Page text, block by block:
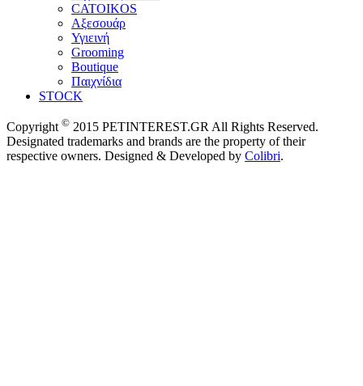
CATOIKOS
Αξεσουάρ
Υγιεινή
Grooming
Boutique
Παιχνίδια
STOCK
Copyright © 2015 PETINTEREST.GR All Rights Reserved.
Designated trademarks and brands are the property of their
respective owners. Designed & Developed by Colibri.